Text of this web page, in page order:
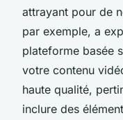
attrayant pour de
par exemple, a
plateforme basée
votre contenu
haute qualité,
inclure des